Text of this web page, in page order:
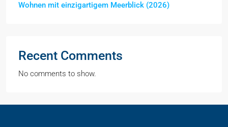
Wohnen mit einzigartigem Meerblick (2026)
Recent Comments
No comments to show.